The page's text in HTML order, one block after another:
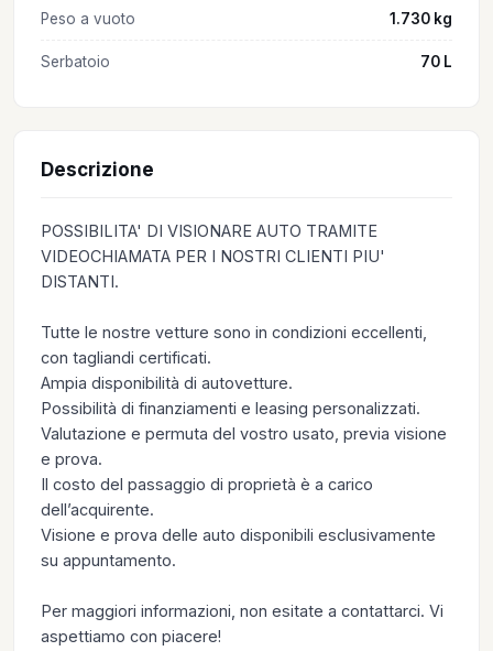
Peso a vuoto 1.730 kg
Serbatoio 70 L
Descrizione
POSSIBILITA' DI VISIONARE AUTO TRAMITE
VIDEOCHIAMATA PER I NOSTRI CLIENTI PIU'
DISTANTI.
Tutte le nostre vetture sono in condizioni eccellenti,
con tagliandi certificati.
Ampia disponibilità di autovetture.
Possibilità di finanziamenti e leasing personalizzati.
Valutazione e permuta del vostro usato, previa visione
e prova.
Il costo del passaggio di proprietà è a carico
dell’acquirente.
Visione e prova delle auto disponibili esclusivamente
su appuntamento.
Per maggiori informazioni, non esitate a contattarci. Vi
aspettiamo con piacere!